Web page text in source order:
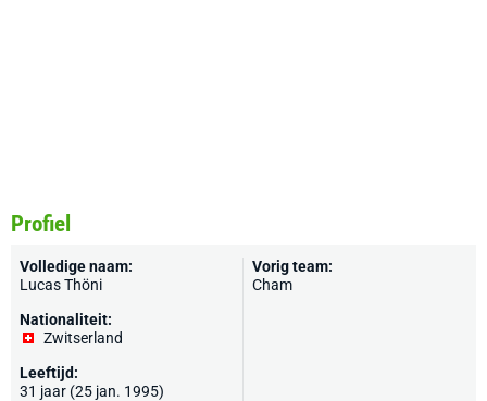
Profiel
Volledige naam:
Lucas Thöni
Nationaliteit:
Zwitserland
Leeftijd:
31 jaar (25 jan. 1995)
Vorig team:
Cham